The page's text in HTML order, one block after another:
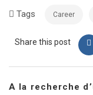
Tags Career
Share this post
A la recherche